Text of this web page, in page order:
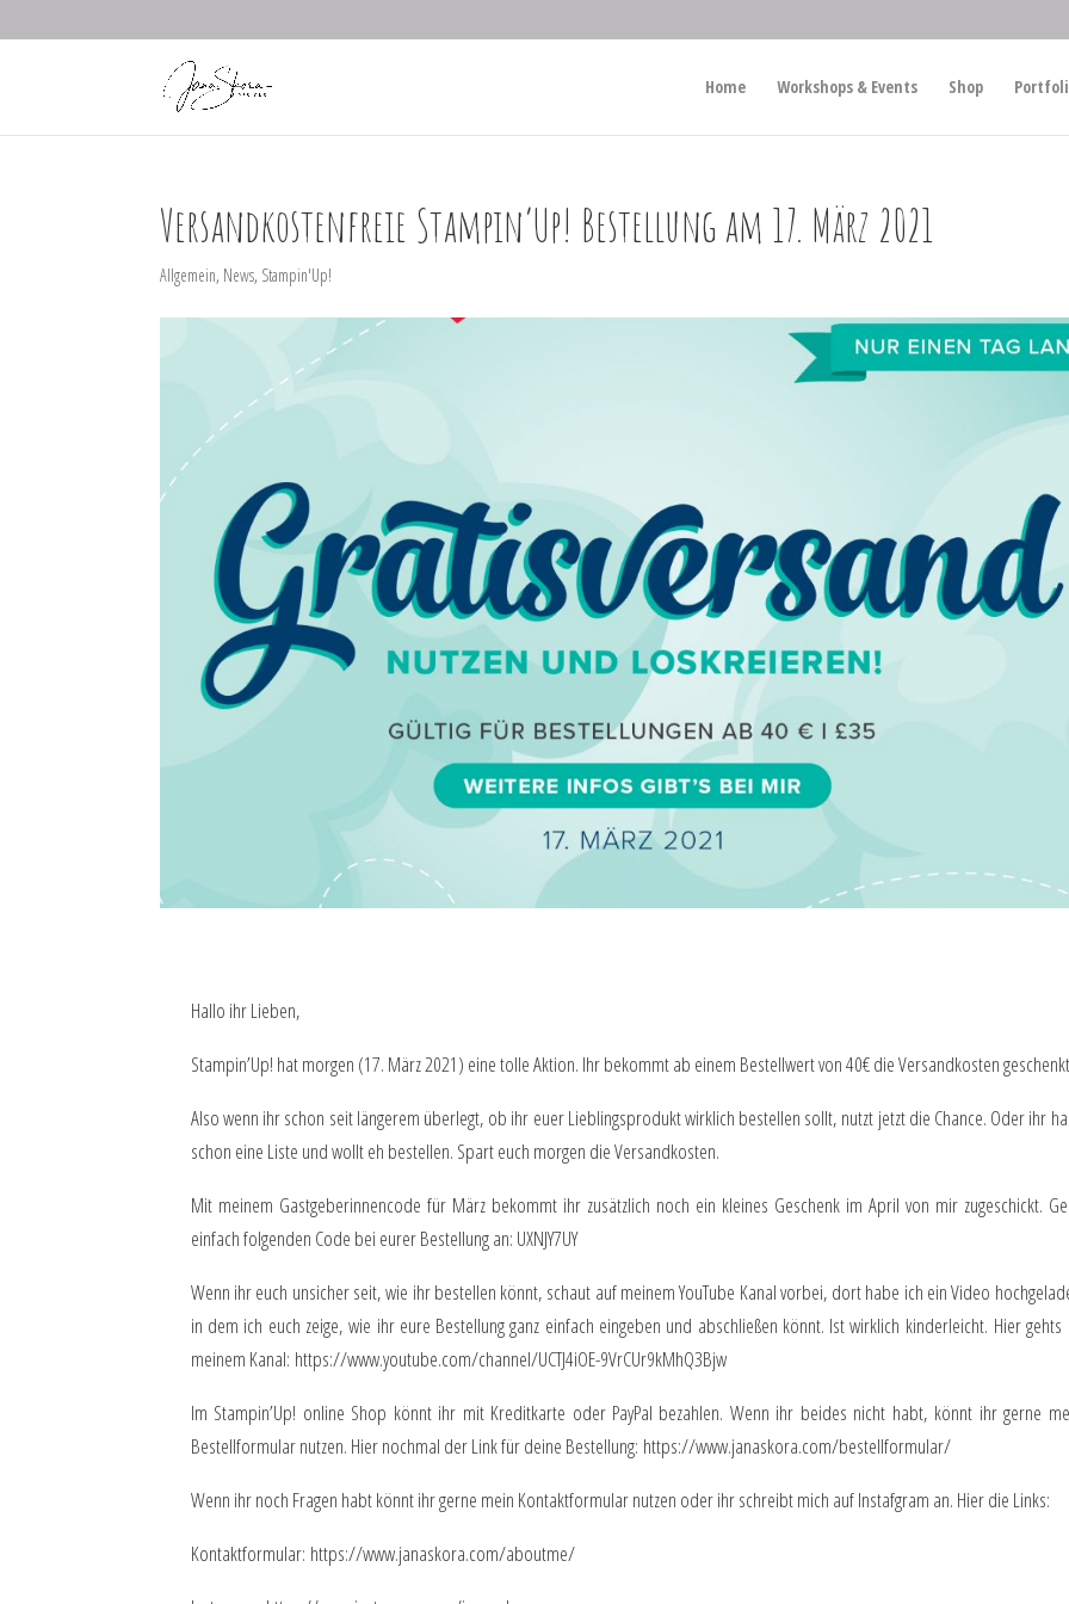
Home Workshops & Events Shop
Versandkostenfreie Stampin’Up! Bestellung am 17. März 2021
Allgemein, News, Stampin'Up!
Hallo ihr Lieben,
Stampin’Up! hat morgen (17. März 2021) eine tolle Aktion. Ihr bekommt ab einem Bestellwert von 40€ die Versandkosten
Also wenn ihr schon seit längerem überlegt, ob ihr euer Lieblingsprodukt wirklich bestellen sollt, nutzt jetzt die Chance. Oder ihr
schon eine Liste und wollt eh bestellen. Spart euch morgen die Versandkosten.
Mit meinem Gastgeberinnencode für März bekommt ihr zusätzlich noch ein kleines Geschenk im April von mir zugeschickt.
einfach folgenden Code bei eurer Bestellung an: UXNJY7UY
Wenn ihr euch unsicher seit, wie ihr bestellen könnt, schaut auf meinem YouTube Kanal vorbei, dort habe ich ein Video
in dem ich euch zeige, wie ihr eure Bestellung ganz einfach eingeben und abschließen könnt. Ist wirklich kinderleicht. Hier gehts
meinem Kanal: https://www.youtube.com/channel/UCTJ4iOE-9VrCUr9kMhQ3Bjw
Im Stampin’Up! online Shop könnt ihr mit Kreditkarte oder PayPal bezahlen. Wenn ihr beides nicht habt, könnt ihr gerne
Bestellformular nutzen. Hier nochmal der Link für deine Bestellung: https://www.janaskora.com/bestellformular/
Wenn ihr noch Fragen habt könnt ihr gerne mein Kontaktformular nutzen oder ihr schreibt mich auf Instafgram an. Hier die Links:
Kontaktformular: https://www.janaskora.com/aboutme/